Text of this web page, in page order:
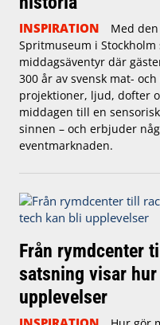
INSPIRATION
Med
Spritmuseum i
middagsäventyr där
300 år av svensk mat-
projektioner, ljud, dofter
middagen till en
sinnen – och erbjuder
eventmarknaden.
Från rymdcenter
satsning visar
upplevelser